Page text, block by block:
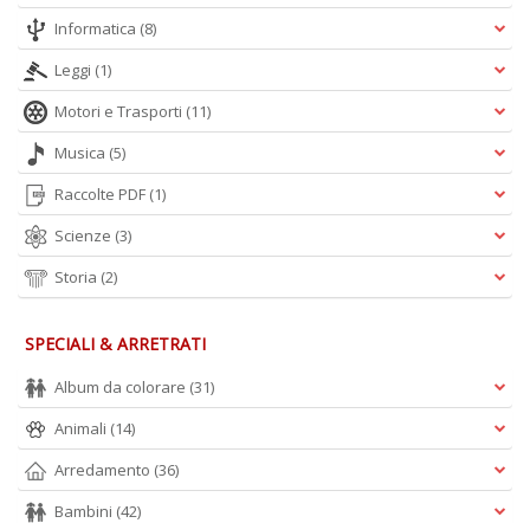
Informatica (8)
Leggi (1)
Motori e Trasporti (11)
Musica (5)
Raccolte PDF (1)
Scienze (3)
Storia (2)
SPECIALI & ARRETRATI
Album da colorare (31)
Animali (14)
Arredamento (36)
Bambini (42)